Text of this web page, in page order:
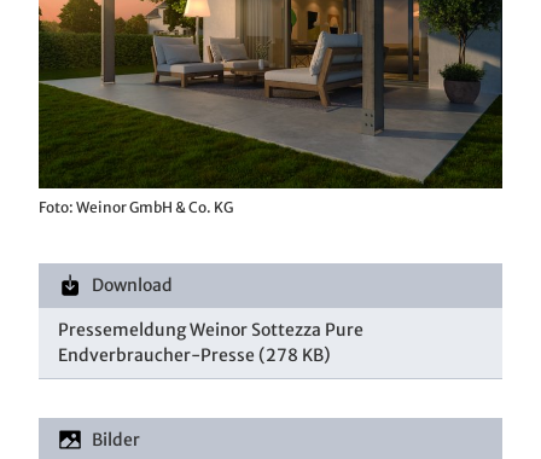
Foto: Weinor GmbH & Co. KG
Download
Pressemeldung Weinor Sottezza Pure
Endverbraucher-Presse (278 KB)
Bilder